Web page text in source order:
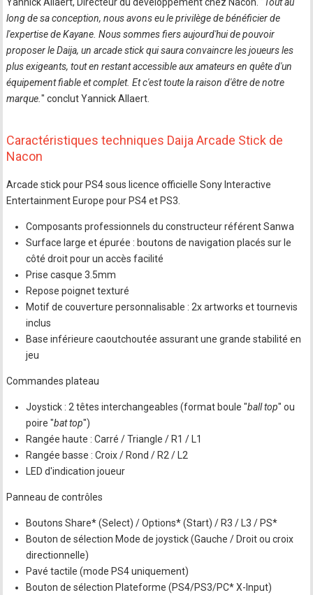
long de sa conception, nous avons eu le privilège de bénéficier de
l'expertise de Kayane. Nous sommes fiers aujourd'hui de pouvoir
proposer le Daija, un arcade stick qui saura convaincre les joueurs les
plus exigeants, tout en restant accessible aux amateurs en quête d'un
équipement fiable et complet. Et c'est toute la raison d'être de notre
marque." conclut Yannick Allaert.
Caractéristiques techniques Daija Arcade Stick de
Nacon
Arcade stick pour PS4 sous licence officielle Sony Interactive
Entertainment Europe pour PS4 et PS3.
Composants professionnels du constructeur référent Sanwa
Surface large et épurée : boutons de navigation placés sur le
côté droit pour un accès facilité
Prise casque 3.5mm
Repose poignet texturé
Motif de couverture personnalisable : 2x artworks et tournevis
inclus
Base inférieure caoutchoutée assurant une grande stabilité en
jeu
Commandes plateau
Joystick : 2 têtes interchangeables (format boule "ball top" ou
poire "bat top")
Rangée haute : Carré / Triangle / R1 / L1
Rangée basse : Croix / Rond / R2 / L2
LED d'indication joueur
Panneau de contrôles
Boutons Share* (Select) / Options* (Start) / R3 / L3 / PS*
Bouton de sélection Mode de joystick (Gauche / Droit ou croix
directionnelle)
Pavé tactile (mode PS4 uniquement)
Bouton de sélection Plateforme (PS4/PS3/PC* X-Input)